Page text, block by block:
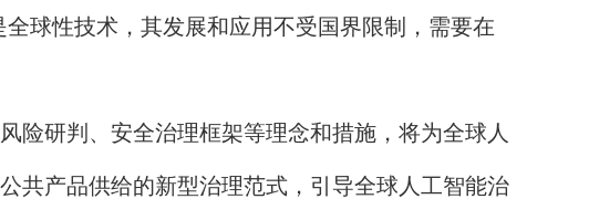
球性技术，其发展和应用不受国界限制，需要在
研判、安全治理框架等理念和措施，将为全球人
共产品供给的新型治理范式，引导全球人工智能治